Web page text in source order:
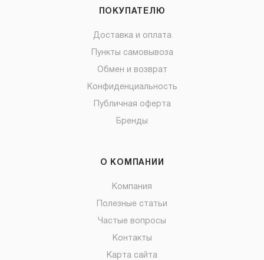
ПОКУПАТЕЛЮ
Доставка и оплата
Пункты самовывоза
Обмен и возврат
Конфиденциальность
Публичная оферта
Бренды
О КОМПАНИИ
Компания
Полезные статьи
Частые вопросы
Контакты
Карта сайта